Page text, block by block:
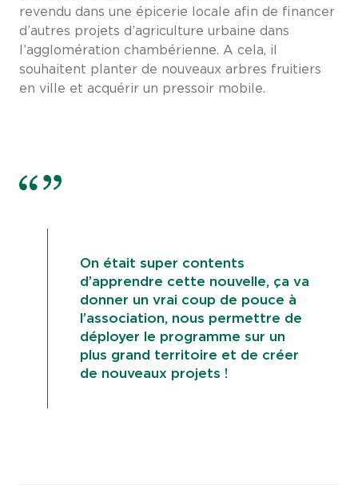
revendu dans une épicerie locale afin de financer
d’autres projets d’agriculture urbaine dans
l’agglomération chambérienne. A cela, il
souhaitent planter de nouveaux arbres fruitiers
en ville et acquérir un pressoir mobile.
On était super contents
d’apprendre cette nouvelle, ça va
donner un vrai coup de pouce à
l’association, nous permettre de
déployer le programme sur un
plus grand territoire et de créer
de nouveaux projets !